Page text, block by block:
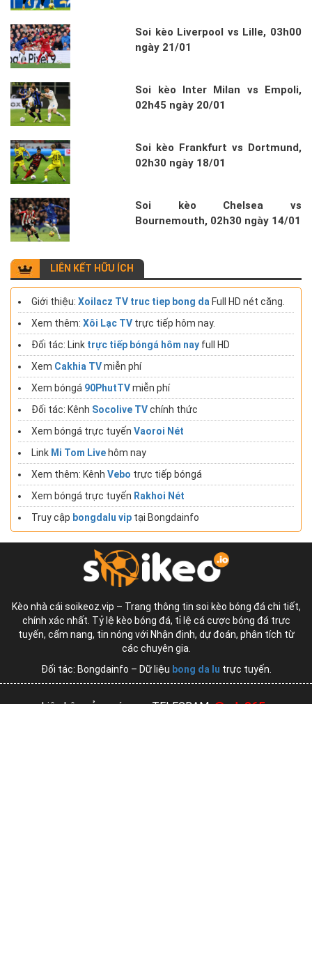
Soi kèo Liverpool vs Lille, 03h00
ngày 21/01
Soi kèo Inter Milan vs Empoli,
02h45 ngày 20/01
Soi kèo Frankfurt vs Dortmund,
02h30 ngày 18/01
Soi kèo Chelsea vs
Bournemouth, 02h30 ngày 14/01
LIÊN KẾT HỮU ÍCH
Giới thiệu: Xoilacz TV truc tiep bong da Full HD nét căng.
Xem thêm: Xôi Lạc TV trực tiếp hôm nay.
Đối tác: Link trực tiếp bóngá hôm nay full HD
Xem Cakhia TVmiễn phí
Xem bóngá 90PhutTVmiễn phí
Đối tác: Kênh Socolive TVchính thức
Xem bóngá trực tuyến Vaoroi Nét
Link Mi Tom Livehôm nay
Xem thêm: Kênh Vebo trực tiếp bóngá
Xem bóngá trực tuyến Rakhoi Nét
Truy cập bongdalu vip tại Bongdainfo
Kèo nhà cái soikeoz.vip – Trang thông tin soi kèo bóng đá chi tiết,
chính xác nhất. Tỷ lệ kèo bóng đá, tỉ lệ cá cược bóng đá trực
tuyến, cẩm nang, tin nóng với Nhận định, dự đoán, phân tích từ
các chuyên gia.
Đối tác: Bongdainfo – Dữ liệu bong da lu trực tuyến.
Liên hệ quảng cáo qua TELEGRAM:@ads365s